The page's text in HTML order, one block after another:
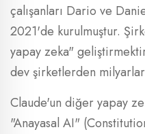
çalışanları Dario ve
2021'de kurulmuştur.
yapay zeka"
dev şirketlerden
Claude'un diğer yapay
"Anayasal AI"